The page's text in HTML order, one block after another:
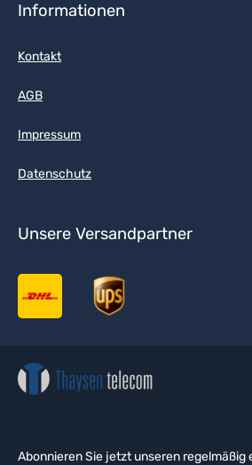
Informationen
Kontakt
AGB
Impressum
Datenschutz
Unsere Versandpartner
Abonnieren Sie jetzt unseren regelmäßig